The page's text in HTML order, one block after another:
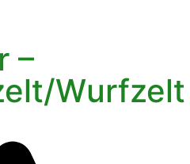
–
Wurfzelt